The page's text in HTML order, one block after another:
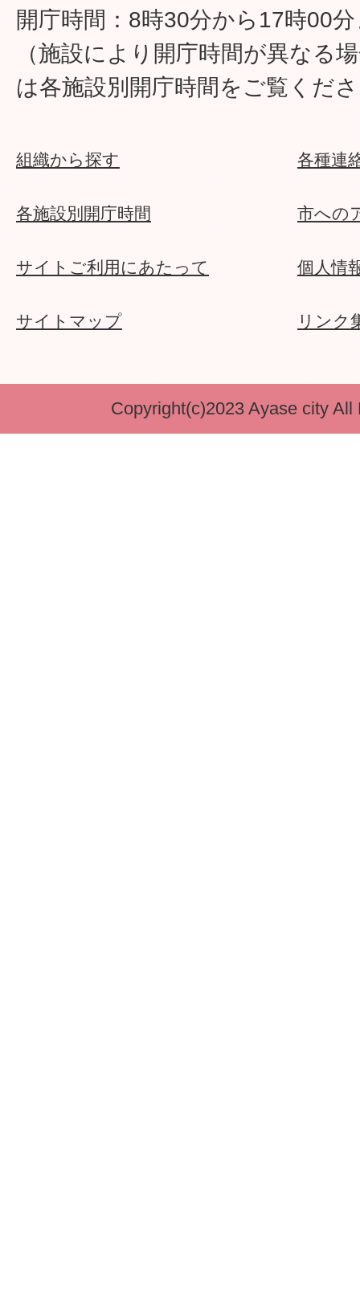
開庁時間：8時30分から17時00
（施設により開庁時間が異なる
は各施設別開庁時間をご覧くだ
組織から探す 各種連
各施設別開庁時間 市への
サイトご利用にあたって 個人情
サイトマップ リンク
Copyright(c)2023 Ayase city